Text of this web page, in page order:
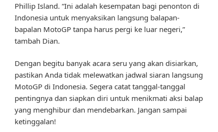
Phillip Island. “Ini adalah kesempatan bagi penonton di
Indonesia untuk menyaksikan langsung balapan-
bapalan MotoGP tanpa harus pergi ke luar negeri,”
tambah Dian.
Dengan begitu banyak acara seru yang akan disiarkan,
pastikan Anda tidak melewatkan jadwal siaran langsung
MotoGP di Indonesia. Segera catat tanggal-tanggal
pentingnya dan siapkan diri untuk menikmati aksi balap
yang menghibur dan mendebarkan. Jangan sampai
ketinggalan!